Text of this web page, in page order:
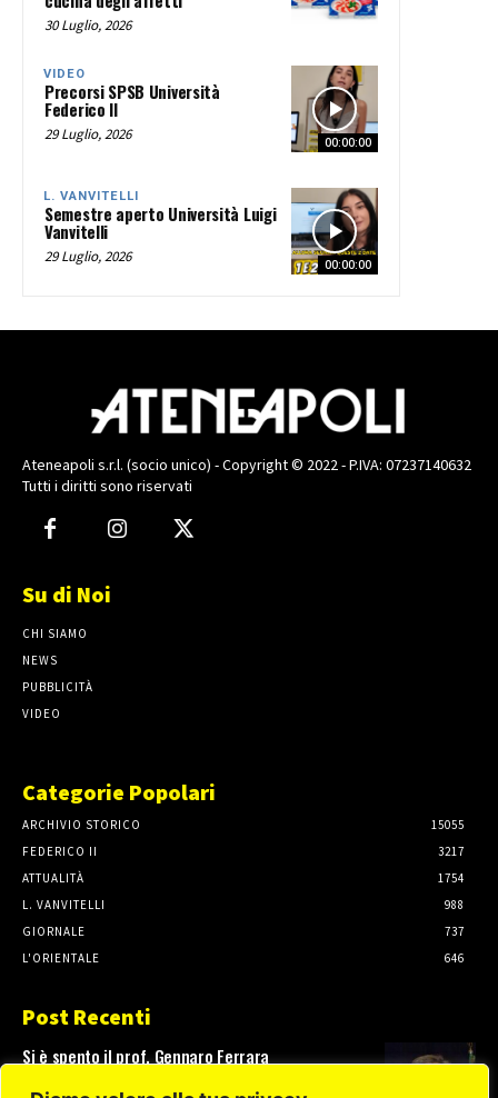
30 Luglio, 2026
00:00:00
VIDEO
Precorsi SPSB Università
Federico II
29 Luglio, 2026
00:00:00
L. VANVITELLI
Semestre aperto Università Luigi
Vanvitelli
29 Luglio, 2026
Ateneapoli s.r.l. (socio unico) - Copyright © 2022 - P.IVA: 07237140632
Tutti i diritti sono riservati
Su di Noi
CHI SIAMO
NEWS
PUBBLICITÀ
VIDEO
Categorie Popolari
ARCHIVIO STORICO
15055
FEDERICO II
3217
ATTUALITÀ
1754
L. VANVITELLI
988
GIORNALE
737
L'ORIENTALE
646
Post Recenti
Si è spento il prof. Gennaro Ferrara